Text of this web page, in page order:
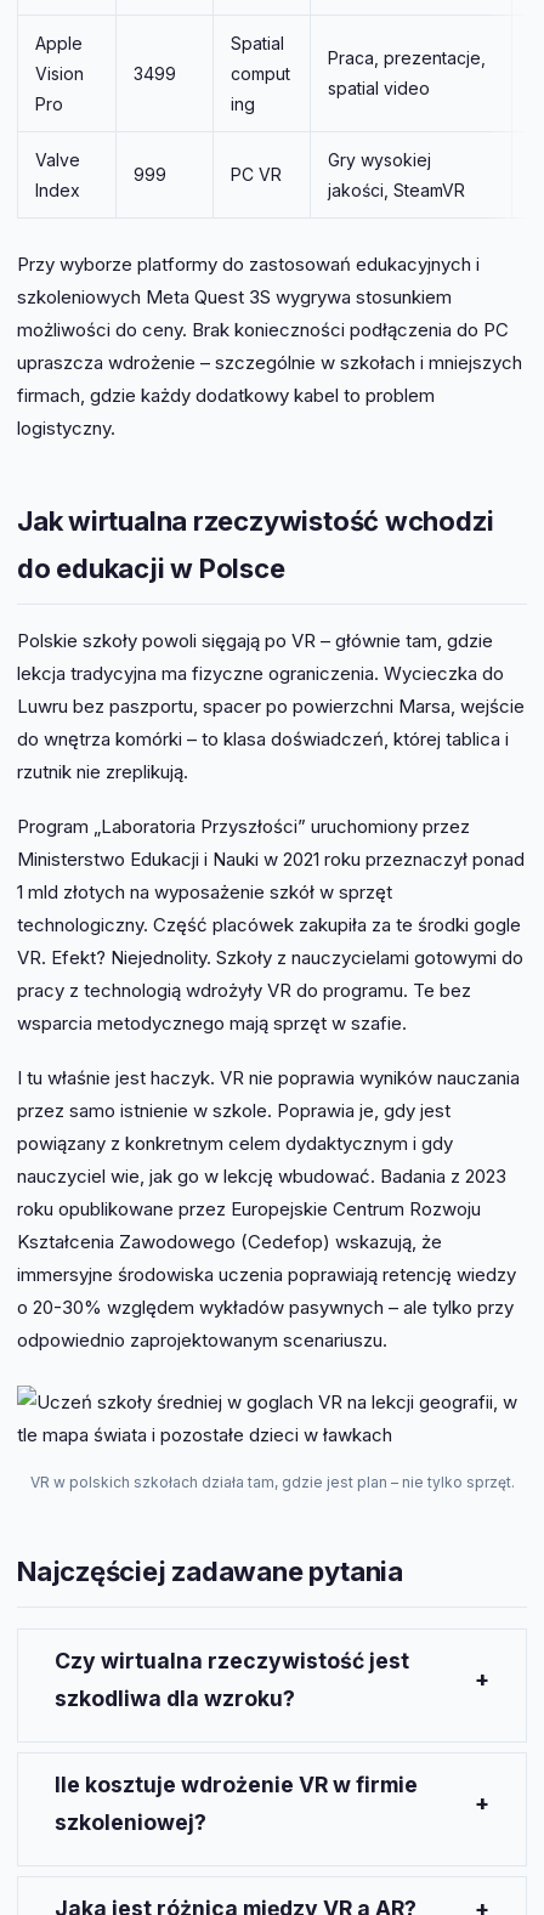
Apple
Vision
Pro
3499
Spatial
comput
ing
Praca, prezentacje,
spatial video
Valve
Index
999 PC VR
Gry wysokiej
jakości, SteamVR
Przy wyborze platformy do zastosowań edukacyjnych i
szkoleniowych Meta Quest 3S wygrywa stosunkiem
możliwości do ceny. Brak konieczności podłączenia do PC
upraszcza wdrożenie – szczególnie w szkołach i mniejszych
firmach, gdzie każdy dodatkowy kabel to problem
logistyczny.
Jak wirtualna rzeczywistość wchodzi
do edukacji w Polsce
Polskie szkoły powoli sięgają po VR – głównie tam, gdzie
lekcja tradycyjna ma fizyczne ograniczenia. Wycieczka do
Luwru bez paszportu, spacer po powierzchni Marsa, wejście
do wnętrza komórki – to klasa doświadczeń, której tablica i
rzutnik nie zreplikują.
Program „Laboratoria Przyszłości” uruchomiony przez
Ministerstwo Edukacji i Nauki w 2021 roku przeznaczył ponad
1 mld złotych na wyposażenie szkół w sprzęt
technologiczny. Część placówek zakupiła za te środki gogle
VR. Efekt? Niejednolity. Szkoły z nauczycielami gotowymi do
pracy z technologią wdrożyły VR do programu. Te bez
wsparcia metodycznego mają sprzęt w szafie.
I tu właśnie jest haczyk. VR nie poprawia wyników nauczania
przez samo istnienie w szkole. Poprawia je, gdy jest
powiązany z konkretnym celem dydaktycznym i gdy
nauczyciel wie, jak go w lekcję wbudować. Badania z 2023
roku opublikowane przez Europejskie Centrum Rozwoju
Kształcenia Zawodowego (Cedefop) wskazują, że
immersyjne środowiska uczenia poprawiają retencję wiedzy
o 20-30% względem wykładów pasywnych – ale tylko przy
odpowiednio zaprojektowanym scenariuszu.
VR w polskich szkołach działa tam, gdzie jest plan – nie tylko sprzęt.
Najczęściej zadawane pytania
Czy wirtualna rzeczywistość jest
szkodliwa dla wzroku?
trwałe uszkodzenie wzroku. Zmęczenie oczu po
wpatrywania się w blisko umieszczony ekran.
Ile kosztuje wdrożenie VR w firmie
szkoleniowej?
USD/sztuka) plus licencje na oprogramowanie
Jaka jest różnica między VR a AR?